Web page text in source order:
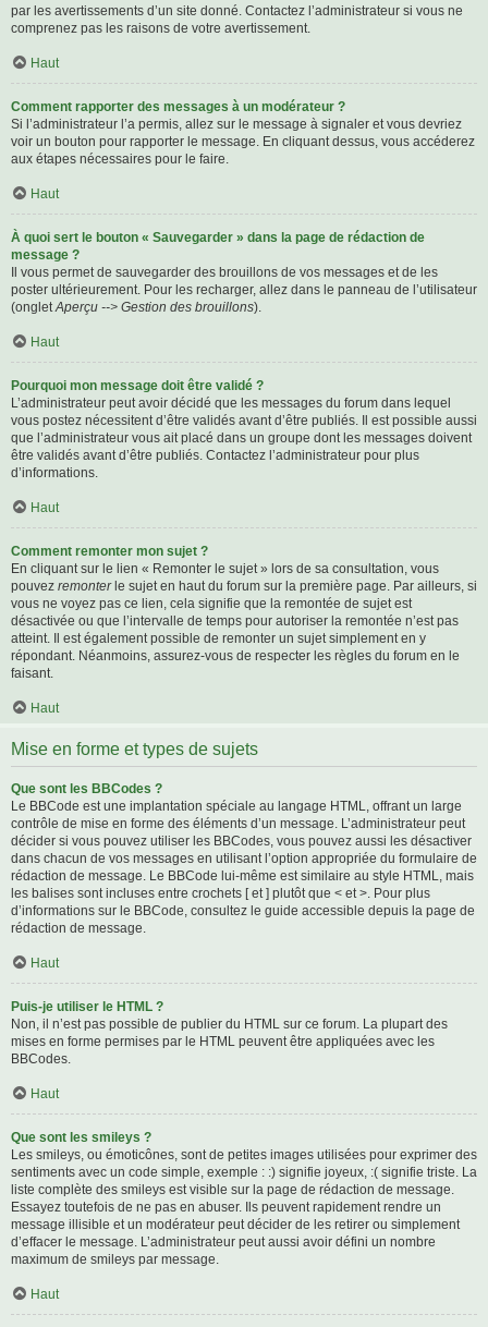
par les avertissements d’un site donné. Contactez l’administrateur si vous ne
comprenez pas les raisons de votre avertissement.
Haut
Comment rapporter des messages à un modérateur ?
Si l’administrateur l’a permis, allez sur le message à signaler et vous devriez
voir un bouton pour rapporter le message. En cliquant dessus, vous accéderez
aux étapes nécessaires pour le faire.
Haut
À quoi sert le bouton « Sauvegarder » dans la page de rédaction de
message ?
Il vous permet de sauvegarder des brouillons de vos messages et de les
poster ultérieurement. Pour les recharger, allez dans le panneau de l’utilisateur
(ongletAperçu --> Gestion des brouillons).
Haut
Pourquoi mon message doit être validé ?
L’administrateur peut avoir décidé que les messages du forum dans lequel
vous postez nécessitent d’être validés avant d’être publiés. Il est possible aussi
que l’administrateur vous ait placé dans un groupe dont les messages doivent
être validés avant d’être publiés. Contactez l’administrateur pour plus
d’informations.
Haut
Comment remonter mon sujet ?
En cliquant sur le lien « Remonter le sujet » lors de sa consultation, vous
pouvez remonterle sujet en haut du forum sur la première page. Par ailleurs, si
vous ne voyez pas ce lien, cela signifie que la remontée de sujet est
désactivée ou que l’intervalle de temps pour autoriser la remontée n’est pas
atteint. Il est également possible de remonter un sujet simplement en y
répondant. Néanmoins, assurez-vous de respecter les règles du forum en le
faisant.
Haut
Mise en forme et types de sujets
Que sont les BBCodes ?
Le BBCode est une implantation spéciale au langage HTML, offrant un large
contrôle de mise en forme des éléments d’un message. L’administrateur peut
décider si vous pouvez utiliser les BBCodes, vous pouvez aussi les désactiver
dans chacun de vos messages en utilisant l’option appropriée du formulaire de
rédaction de message. Le BBCode lui-même est similaire au style HTML, mais
les balises sont incluses entre crochets [ et ] plutôt que < et >. Pour plus
d’informations sur le BBCode, consultez le guide accessible depuis la page de
rédaction de message.
Haut
Puis-je utiliser le HTML ?
Non, il n’est pas possible de publier du HTML sur ce forum. La plupart des
mises en forme permises par le HTML peuvent être appliquées avec les
BBCodes.
Haut
Que sont les smileys ?
Les smileys, ou émoticônes, sont de petites images utilisées pour exprimer des
sentiments avec un code simple, exemple : :) signifie joyeux, :( signifie triste. La
liste complète des smileys est visible sur la page de rédaction de message.
Essayez toutefois de ne pas en abuser. Ils peuvent rapidement rendre un
message illisible et un modérateur peut décider de les retirer ou simplement
d’effacer le message. L’administrateur peut aussi avoir défini un nombre
maximum de smileys par message.
Haut